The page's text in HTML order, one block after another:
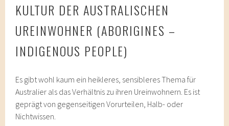
KULTUR DER AUSTRALISCHEN
UREINWOHNER (ABORIGINES –
INDIGENOUS PEOPLE)
Es gibt wohl kaum ein heikleres, sensibleres Thema für
Australier als das Verhältnis zu ihren Ureinwohnern. Es ist
geprägt von gegenseitigen Vorurteilen, Halb- oder
Nichtwissen.